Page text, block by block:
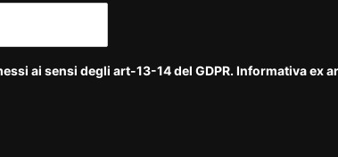
ai sensi degli art-13-14 del GDPR. Informativa ex